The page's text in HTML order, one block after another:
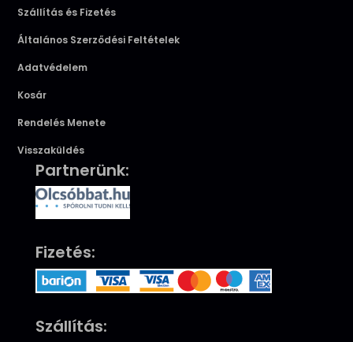
Szállítás és Fizetés
Általános Szerződési Feltételek
Adatvédelem
Kosár
Rendelés Menete
Visszaküldés
Partnerünk:
Fizetés:
Szállítás: